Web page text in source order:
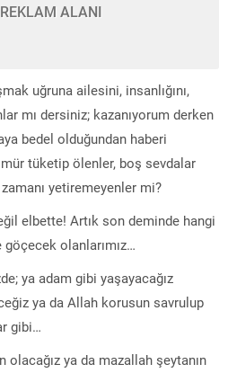
ALANI
uğruna ailesini, insanlığını,
mı dersiniz; kazanıyorum derken
bedel olduğundan haberi
tüketip ölenler, boş sevdalar
yetiremeyenler mi?
elbette! Artık son deminde hangi
olanlarımız…
ya adam gibi yaşayacağız
ya da Allah korusun savrulup
gibi…
olacağız ya da mazallah şeytanın